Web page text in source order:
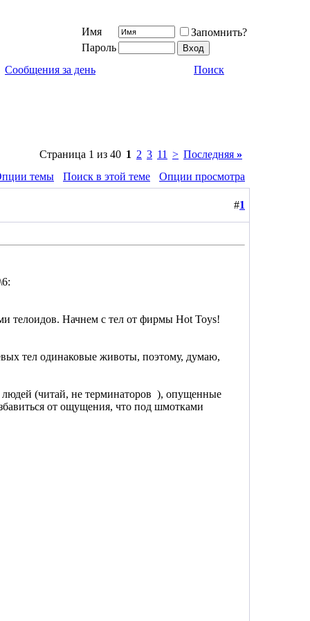
Имя
Запомнить?
Пароль
Сообщения за день
Поиск
Страница 1 из 40 1 2 3 11 > Последняя »
темы
Поиск в этой теме Опции просмотра
#1
телоидов. Начнем с тел от фирмы Hot Toys!
тел одинаковые животы, поэтому, думаю,
(читай, не терминаторов ), опущенные
от ощущения, что под шмотками